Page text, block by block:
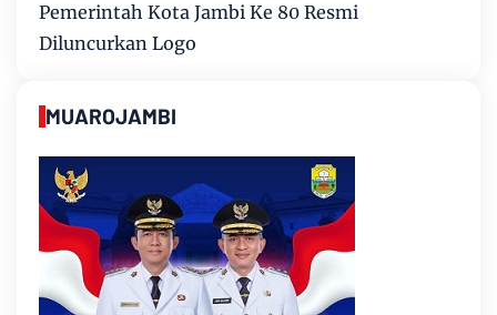
Pemerintah Kota Jambi Ke 80 Resmi
Diluncurkan Logo
MUAROJAMBI